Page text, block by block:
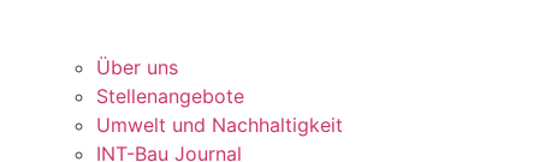
Über uns
Stellenangebote
Umwelt und Nachhaltigkeit
INT-Bau Journal